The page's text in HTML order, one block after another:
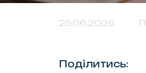
25.06.2026
Поділитись: